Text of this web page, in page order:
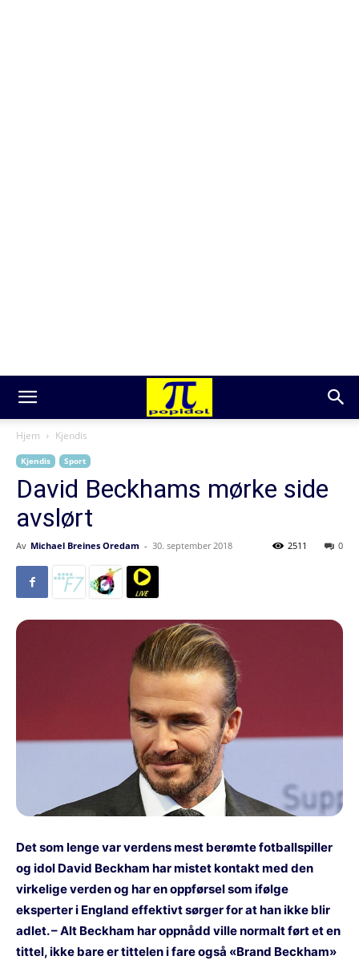
Hjem Kjendis
Kjendis Sport
David Beckhams mørke side
avslørt
Av Michael Breines Oredam - 30. september 2018 0
2511
Det som lenge var verdens mest berømte fotballspiller
og idol David Beckham har mistet kontakt med den
virkelige verden og har en oppførsel som ifølge
eksperter i England effektivt sørger for at han ikke blir
adlet. – Alt Beckham har oppnådd ville normalt ført et en
tittel, ikke bare er tittelen i fare også «Brand Beckham»